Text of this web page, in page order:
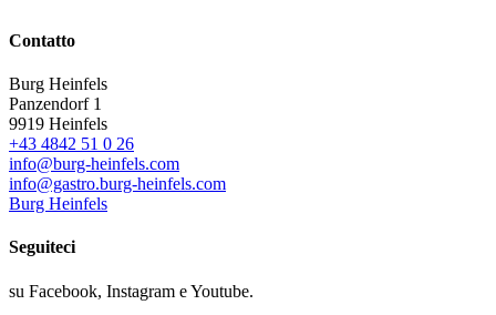
Contatto
Burg Heinfels
Panzendorf 1
9919 Heinfels
+43 4842 51 0 26
info@burg-heinfels.com
info@gastro.burg-heinfels.com
Burg Heinfels
Seguiteci
su Facebook, Instagram e Youtube.